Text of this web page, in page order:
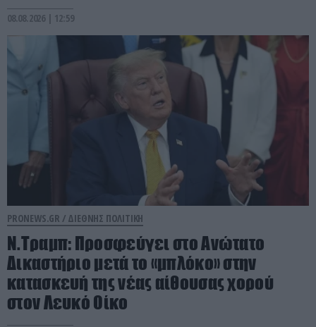
08.08.2026 | 12:59
PRONEWS.GR / ΔΙΕΘΝΗΣ ΠΟΛΙΤΙΚΗ
Ν.Τραμπ: Προσφεύγει στο Ανώτατο
Δικαστήριο μετά το «μπλόκο» στην
κατασκευή της νέας αίθουσας χορού
στον Λευκό Οίκο